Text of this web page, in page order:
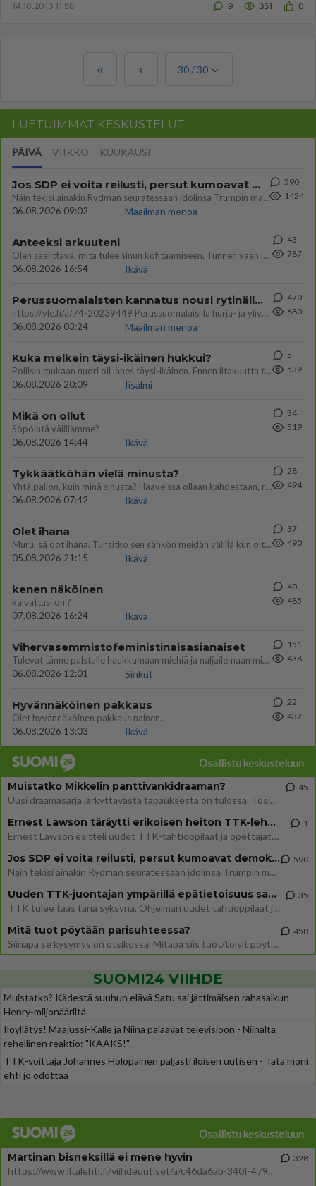
14.10.2013 11:58 9 351 0
30 /30
LUETUIMMAT KESKUSTELUT
PÄIVÄ VIIKKO KUUKAUSI
Jos SDP ei voita reilusti, persut kumoavat demokratian Suomesta
Näin tekisi ainakin Rydman seuratessaan idolinsa Trumpin mallia https://www.is.fi/politiikka/art-2000012187244.html
06.08.2026 09:02
Maailman menoa
590
1424
Anteeksi arkuuteni
Olen säälittävä, mitä tulee sinun kohtaamiseen. Tunnen vaan itseni todella epävarmaksi sun kanssa. Jos minun olisi pitän
06.08.2026 16:54
Ikävä
43
787
Perussuomalaisten kannatus nousi rytinällä Ylen tänään julkaisemassa tuoreimmassa gallup-kyselyssä.
https://yle.fi/a/74-20239449 Perussuomalaisilla hurja- ja ylivoimaisesti suurin nousu tässä uudessa Ylen gallupissa. Kyl
06.08.2026 03:24
Maailman menoa
470
680
Kuka melkein täysi-ikäinen hukkui?
Poliisin mukaan nuori oli lähes täysi-ikäinen. Ennen iltakuutta tulleen ilmoituksen mukaan ihminen oli joutunut mahdoll
06.08.2026 20:09
Iisalmi
5
539
Mikä on ollut
Söpöintä välillämme?
06.08.2026 14:44
Ikävä
34
519
Tykkäätköhän vielä minusta?
Yhtä paljon, kuin minä sinusta? Haaveissa ollaan kahdestaan, rauhassa ja lähennytään fyysisesti ja tutustutaan syvemmin
06.08.2026 07:42
Ikävä
28
494
Olet ihana
Muru, sä oot ihana. Tunsitko sen sähkön meidän välillä kun oltiin ihan låhekkäin? 👩‍❤️‍👩❤️😼😘
05.08.2026 21:15
Ikävä
37
490
kenen näköinen
kaivattusi on ?
07.08.2026 16:24
Ikävä
40
485
Vihervasemmistofeministinaisasianaiset
Tulevat tänne palstalle haukkumaan miehiä ja naljailemaan miehelle, kehuvat olevansa heitä parempia. Itse asuvat MIEHE
06.08.2026 12:01
Sinkut
151
438
Hyvännäköinen pakkaus
Olet hyvännäköinen pakkaus nainen.
06.08.2026 13:03
Ikävä
22
432
Osallistu keskusteluun
Muistatko Mikkelin panttivankidraaman?
Uusi draamasarja järkyttävästä tapauksesta on tulossa. Tositapahtumiin perustuva sarja ammentaa vuoden 1986 Mikkelin pan
45
Ernest Lawson täräytti erikoisen heiton TTK-lehdistötilaisuudessa: " Onko tässä tarkoituksena...?"
Ernest Lawson esitteli uudet TTK-tähtioppilaat ja opettajat torstaina 6.8. lehdistölle. Tulevalla kaudella on yksi hausk
1
Jos SDP ei voita reilusti, persut kumoavat demokratian Suomesta
Näin tekisi ainakin Rydman seuratessaan idolinsa Trumpin mallia https://www.is.fi/politiikka/art-2000012187244.html
590
Uuden TTK-juontajan ympärillä epätietoisuus sakenee - Nyt MTV hämmentää soppaa
TTK tulee taas tänä syksynä. Ohjelman uudet tähtioppilaat julkistetaan torstaina 6. elokuuta klo 14 alkavassa lehdistö
35
Mitä tuot pöytään parisuhteessa?
Siinäpä se kysymys on otsikossa. Mitäpä siis tuot/toisit pöytään parisuhteessa? Oletko mies vai nainen? Koetko sen mitä
458
SUOMI24 VIIHDE
Muistatko? Kädestä suuhun elävä Satu sai jättimäisen rahasalkun
Henry-miljonääriltä
Iloyllätys! Maajussi-Kalle ja Niina palaavat televisioon - Niinalta
rehellinen reaktio: "KÄÄKS!"
TTK-voittaja Johannes Holopainen paljasti iloisen uutisen - Tätä moni
ehti jo odottaa
Osallistu keskusteluun
Martinan bisneksillä ei mene hyvin
https://www.iltalehti.fi/viihdeuutiset/a/c46da6ab-340f-4790-aaa7-0865eed2336 Yrityksen konkurssihakemus on tullut kärä
328